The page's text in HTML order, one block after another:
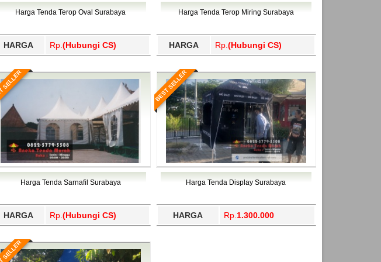
Wonogiri, Wonosobo, Yahukimo, Yalimo, Yogyakarta.
Harga Tenda Terop Oval Surabaya
HARGA Rp. (Hubungi CS)
Harga Tenda Terop Miring Surabaya
HARGA Rp. (Hubungi CS)
Harga Tenda Sarnafil Surabaya
HARGA Rp. (Hubungi CS)
BEST SELLER
Harga Tenda Display Surabaya
HARGA Rp. 1.300.000